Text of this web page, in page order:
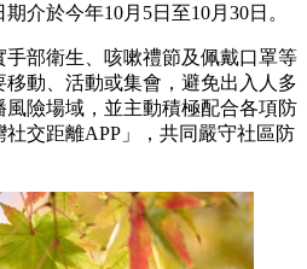
介於今年10月5日至10月30日。
部衛生、咳嗽禮節及佩戴口罩等
動、活動或集會，避免出入人多
險場域，並主動積極配合各項防
交距離APP」，共同嚴守社區防